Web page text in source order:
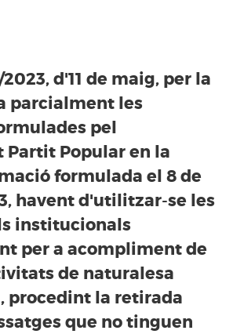
d'11 de maig, per la
parcialment les
pel
Partit Popular en la
formulada el 8 de
havent d'utilitzar-se les
institucionals
per a acompliment de
de naturalesa
procedint la retirada
que no tinguen